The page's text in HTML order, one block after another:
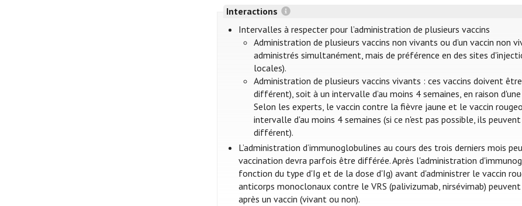
Interactions
Intervalles à respecter pour l’administration de plusieurs vaccins
Administration de plusieurs vaccins non vivants ou d’un vaccin non
administrés simultanément, mais de préférence en des sites
locales).
Administration de plusieurs vaccins vivants : ces vaccins doivent
différent), soit à un intervalle d’au moins 4 semaines, en raison
Selon les experts, le vaccin contre la fièvre jaune et le vaccin
intervalle d'au moins 4 semaines (si ce n'est pas possible, ils
différent).
L’administration d’immunoglobulines au cours des trois derniers mois
vaccination devra parfois être différée. Après l'administration
fonction du type d'Ig et de la dose d'Ig) avant d'administrer le vaccin
anticorps monoclonaux contre le VRS (palivizumab, nirsévimab)
après un vaccin (vivant ou non).